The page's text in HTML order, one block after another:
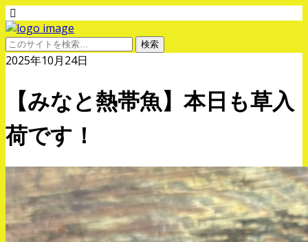
2025年10月24日
【みなと熱帯魚】本日も草入
荷です！